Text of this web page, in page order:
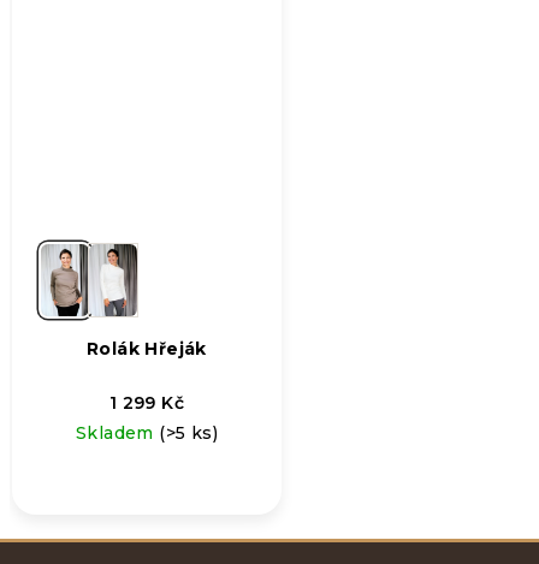
Rolák Hřeják
1 299 Kč
Skladem (>5 ks)